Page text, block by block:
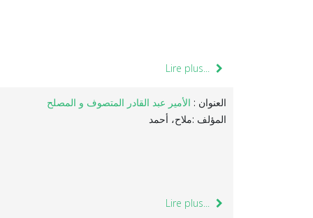
Lire plus...
العنوان : الأمير عبد القادر المتصوف و المصلح
المؤلف :ملاح، أحمد
Lire plus...